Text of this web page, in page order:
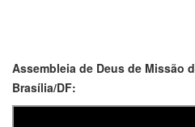
Assembleia de Deus de Missão
Brasília/DF: